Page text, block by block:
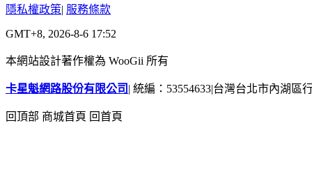
隱私權政策| 服務條款
GMT+8, 2026-8-6 17:52
本網站設計著作權為 WooGii 所有
卡星魁網路股份有限公司 | 統編：53554633|台灣台北市內湖區
回頂部 商城首頁 回首頁